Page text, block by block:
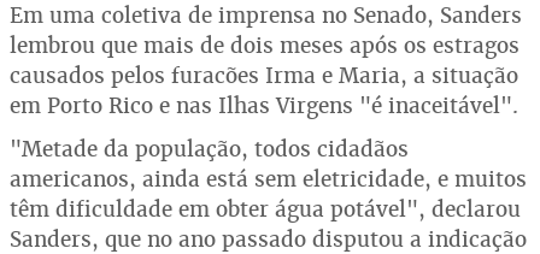
Em uma coletiva de imprensa no Senado, Sanders
lembrou que mais de dois meses após os estragos
causados pelos furacões Irma e Maria, a situação
em Porto Rico e nas Ilhas Virgens "é inaceitável".
"Metade da população, todos cidadãos
americanos, ainda está sem eletricidade, e muitos
têm dificuldade em obter água potável", declarou
Sanders, que no ano passado disputou a indicação